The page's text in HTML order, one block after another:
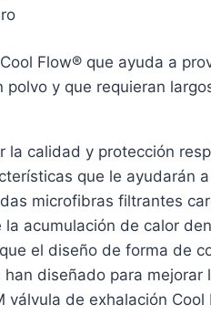
Flow® que ayuda a
y que requieran
la calidad y protección
que le ayudarán
microfibras filtrantes
acumulación de calor
el diseño de forma de
diseñado para mejorar
válvula de exhalación Cool